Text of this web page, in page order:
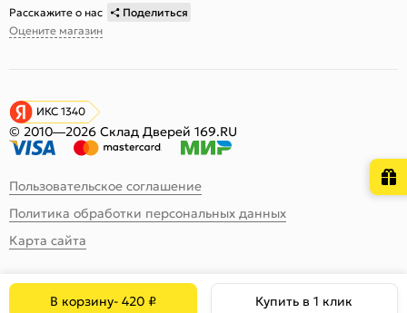
В корзину- 420₽ Купить в 1 клик
Расскажите о нас
Поделиться
Оцените магазин
ИКС 1340
© 2010—2026 Склад Дверей 169.RU
Пользовательское соглашение
Политика обработки персональных данных
Карта сайта